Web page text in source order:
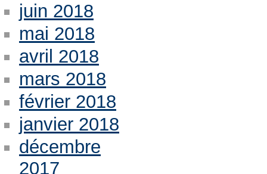
juin 2018
mai 2018
avril 2018
mars 2018
février 2018
janvier 2018
décembre
2017